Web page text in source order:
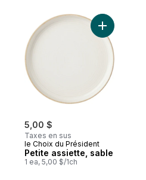
5,00 $
Taxes en sus
le Choix du Président
Petite assiette, sable
1 ea, 5,00 $/1ch
Ajouter